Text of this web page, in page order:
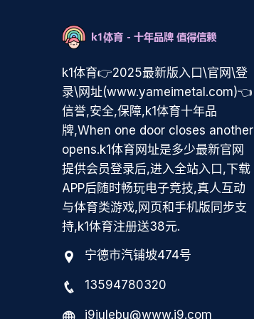
k1体育👉2025最新版入口\官网\登
录\网址(www.yameimetal.com)👈
信誉,安全,保障,k1体育十年品
牌,When one door closes another
opens.k1体育网址是多少最新官网
提供会员登录后,进入全站入口,下载
APP后随时畅玩电子竞技,真人互动
与体育类游戏,网页和手机版同步支
持,k1体育注册送38元.
宁德市汽铺坡474号
13594780320
j9julebu@www.j9.com